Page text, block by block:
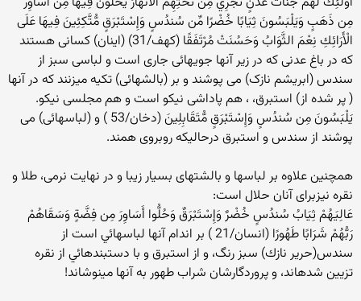
مِن ذَهَبٍ وَيَلْبَسُونَ ثِيَابًا خُضْرًا مِّن سُندُسٍ وَإِسْتَبْرَقٍ مُّتَّكِئِينَ فِيهَا عَلَى
الْأَرَائِكِ نِعْمَ الثَّوَابُ وَحَسُنَتْ مُرْتَفَقًا (کهف/31) (اینان) کسانی هستند
که در باغ عدنی که در زیر آنها جویهائی جاری است و لباسی سبز از
سندس (ابریشم نازک) می پوشند و بر (بالشهائی) تکیه میزنند که در آنها
( پر شده از) استبرق، ، هم پاداشى نيكو است و هم مجلسى نيكو.
يَلْبَسُونَ مِن سُندُسٍ وَإِسْتَبْرَقٍ مُّتَقَابِلِينَ (دخان/53 ) و (لباسهائی) می
پوشند از سندس و استبرق درحالیکه روبروی همند.
همچنین علاوه بر لباسها و بالشتهای بسیار زیبا و در نهایت نرمی، طلا و
نقره نیزبرای آنان حلال است:
عَالِيَهُمْ ثِيَابُ سُندُسٍ خُضْرٌ وَإِسْتَبْرَقٌ وَحُلُّوا أَسَاوِرَ مِن فِضَّةٍ وَسَقَاهُمْ
رَبُّهُمْ شَرَابًا طَهُورًا (انسان/21 ) بر اندام آنها لباسهائي است از
سندس(حرير نازك) سبز رنگ، و از استبرق و با دستبندهائي از نقره
تزيين شده‏اند، و پروردگارشان شراب طهور به آنها مي‏نوشاند!